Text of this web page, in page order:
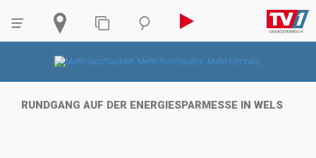
RUNDGANG AUF DER ENERGIESPARMESSE IN WELS